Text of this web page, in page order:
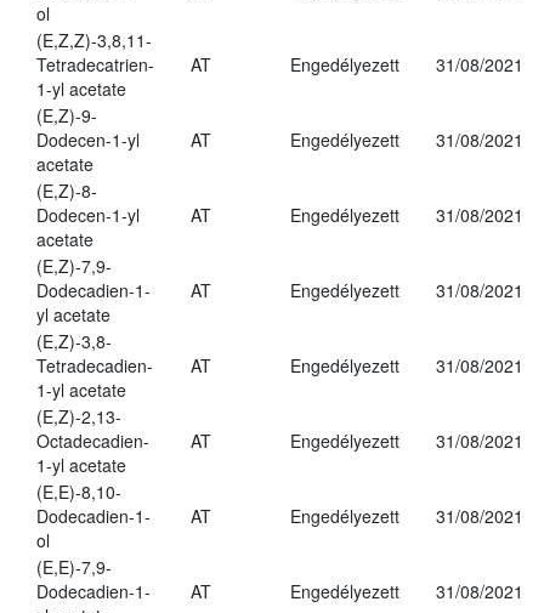
ol
(E,Z,Z)-3,8,11-
Tetradecatrien-
1-yl acetate
AT Engedélyezett 31/08/2021
(E,Z)-9-
Dodecen-1-yl
acetate
AT Engedélyezett 31/08/2021
(E,Z)-8-
Dodecen-1-yl
acetate
AT Engedélyezett 31/08/2021
(E,Z)-7,9-
Dodecadien-1-
yl acetate
AT Engedélyezett 31/08/2021
(E,Z)-3,8-
Tetradecadien-
1-yl acetate
AT Engedélyezett 31/08/2021
(E,Z)-2,13-
Octadecadien-
1-yl acetate
AT Engedélyezett 31/08/2021
(E,E)-8,10-
Dodecadien-1-
ol
AT Engedélyezett 31/08/2021
(E,E)-7,9-
Dodecadien-1-
AT Engedélyezett 31/08/2021